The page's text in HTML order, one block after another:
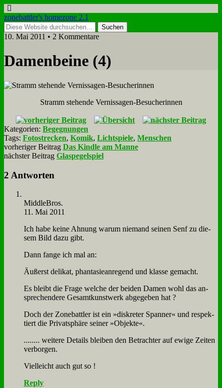
zonebattler's homezone 2.1
10. Mai 2011 • 2 Kommentare
Da­men­bei­ne (4)
Stramm ste­hen­de Ver­nis­sa­gen-Be­su­che­rin­nen
Kategorien: Begegnungen
Tags: Fotostrecken, Komik, Lichtspiele, Menschen
vorheriger Beitrag Das Kindle am Manne
nächster Beitrag Glaspegelspiel
2 Antworten
Midd­le­Bros.
11. Mai 2011
Ich ha­be kei­ne Ah­nung war­um nie­mand sei­nen Senf zu die­
sem Bild da­zu gibt.
Dann fan­ge ich mal an:
Äu­ßerst de­li­kat, phan­ta­sie­an­re­gend und klas­se ge­macht.
Es bleibt die Fra­ge wel­che der bei­den Da­men wohl das an­
spre­chen­de­re Ge­samt­kunst­werk ab­ge­ge­ben hat ?
Doch der Zone­batt­ler ist ein »dis­kre­ter Span­ner« und re­spek­
tiert die Pri­vat­sphä­re sei­ner »Ob­jek­te«.
........ wei­te­re De­tails blei­ben den Be­trach­ter auf ewi­ge Zei­ten
ver­bor­gen.
Viel­leicht auch gut so !
Reply